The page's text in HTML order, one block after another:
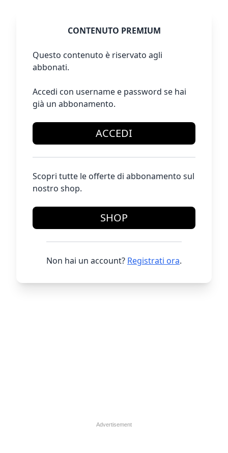
CONTENUTO PREMIUM
Questo contenuto è riservato agli
abbonati.
Accedi con username e password se hai
già un abbonamento.
ACCEDI
Scopri tutte le offerte di abbonamento sul
nostro shop.
SHOP
Non hai un account? Registrati ora.